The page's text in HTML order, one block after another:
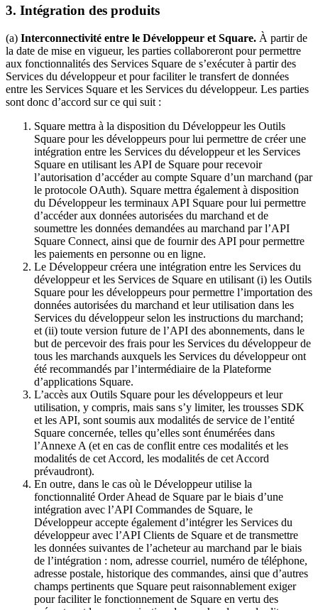
Système de point de vente
Solution PDV Square pour restaurants
Solution PDV Square pour détaillants
Rendez-vous Square
Factures
Commande en ligne
Boutique en ligne
Développeurs
Découvrir
Marketing
Square IA
Messages
Rapports
Programmes de fidélisation
Répertoire de clients
Cartes cadeaux
Studio photo
Plateforme d’applications
Découvrir
Quarts de travail
Accès avancé
Découvrir
Aperçu de l'argent
Carte Square
Dossiers Solde
Prêts aux enterprises
3. Intégration des produits
(a) Interconnectivité entre le Développeur et Square. À partir de
la date de mise en vigueur, les parties collaboreront pour permettre
aux fonctionnalités des Services Square de s’exécuter à partir des
Services du développeur et pour faciliter le transfert de données
entre les Services Square et les Services du développeur. Les parties
sont donc d’accord sur ce qui suit :
Square mettra à la disposition du Développeur les Outils
Square pour les développeurs pour lui permettre de créer une
intégration entre les Services du développeur et les Services
Square en utilisant les API de Square pour recevoir
l’autorisation d’accéder au compte Square d’un marchand (par
le protocole OAuth). Square mettra également à disposition
du Développeur les terminaux API Square pour lui permettre
d’accéder aux données autorisées du marchand et de
soumettre les données demandées au marchand par l’API
Square Connect, ainsi que de fournir des API pour permettre
les paiements en personne ou en ligne.
Le Développeur créera une intégration entre les Services du
développeur et les Services de Square en utilisant (i) les Outils
Square pour les développeurs pour permettre l’importation des
données autorisées du marchand et leur utilisation dans les
Services du développeur selon les instructions du marchand;
et (ii) toute version future de l’API des abonnements, dans le
but de percevoir des frais pour les Services du développeur de
tous les marchands auxquels les Services du développeur ont
été recommandés par l’intermédiaire de la Plateforme
d’applications Square.
L’accès aux Outils Square pour les développeurs et leur
utilisation, y compris, mais sans s’y limiter, les trousses SDK
et les API, sont soumis aux modalités de service de l’entité
Square concernée, telles qu’elles sont énumérées dans
l’Annexe A (et en cas de conflit entre ces modalités et les
modalités de cet Accord, les modalités de cet Accord
prévaudront).
En outre, dans le cas où le Développeur utilise la
fonctionnalité Order Ahead de Square par le biais d’une
intégration avec l’API Commandes de Square, le
Développeur accepte également d’intégrer les Services du
développeur avec l’API Clients de Square et de transmettre
les données suivantes de l’acheteur au marchand par le biais
de l’intégration : nom, adresse courriel, numéro de téléphone,
adresse postale, historique des commandes, ainsi que d’autres
champs pertinents que Square peut raisonnablement exiger
pour faciliter le fonctionnement de Square en vertu des